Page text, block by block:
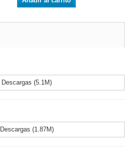
Descargas (5.1M)
Descargas (1.87M)